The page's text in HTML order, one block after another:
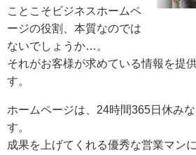
ことこそビジネスホームペ
ージの役割、本質なのでは
ないでしょうか…。
それがお客様が求めている情報を提
す。
ホームページは、24時間365日休み
す。
成果を上げてくれる優秀な営業マン